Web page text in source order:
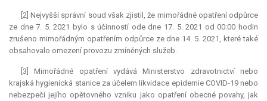
[2] Nejvyšší správní soud však zjistil, že mimořádné opatření odpůrce
ze dne 7. 5. 2021 bylo s účinností ode dne 17. 5. 2021 od 00:00 hodin
zrušeno mimořádným opatřením odpůrce ze dne 14. 5. 2021, které také
obsahovalo omezení provozu zmíněných služeb.
[3] Mimořádné opatření vydává Ministerstvo zdravotnictví nebo
krajská hygienická stanice za účelem likvidace epidemie COVID-19 nebo
nebezpečí jejího opětovného vzniku jako opatření obecné povahy, jak